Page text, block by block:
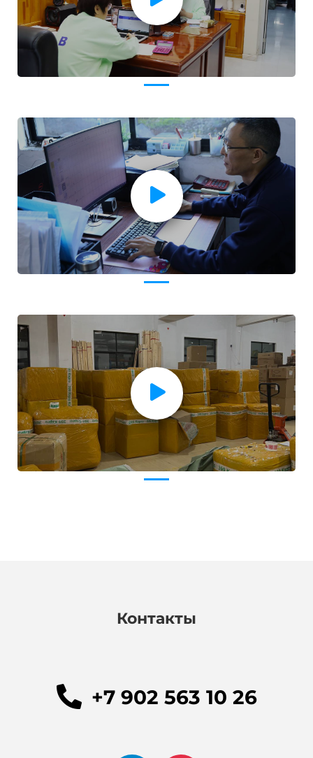
Контакты
+7 902 563 10 26